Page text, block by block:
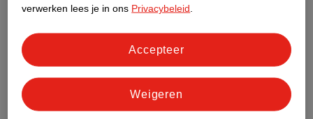
van
22. 19.
99
Verkoop via partner
van
22. 19.
99
verwerken lees je in ons Privacybeleid
Weigeren
Accepteer